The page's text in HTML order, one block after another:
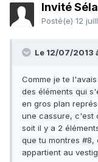
Invité
Posté(e) 12
Le 12/07/2013
Comme je te
des éléments qui
en gros plan
une cassure, c'est
soit il y a 2
que tu montres #8,
appartient au